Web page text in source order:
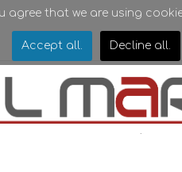
.
agree that we are using
Accept all. Decline all.